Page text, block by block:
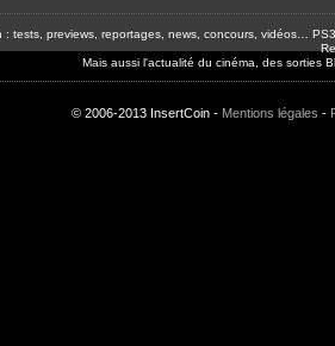
tests, previews, reportages, news, concours, vidéos…
Mais aussi l'actualité du cinéma, des sorties
© 2006-2013 InsertCoin - Mentions légales -